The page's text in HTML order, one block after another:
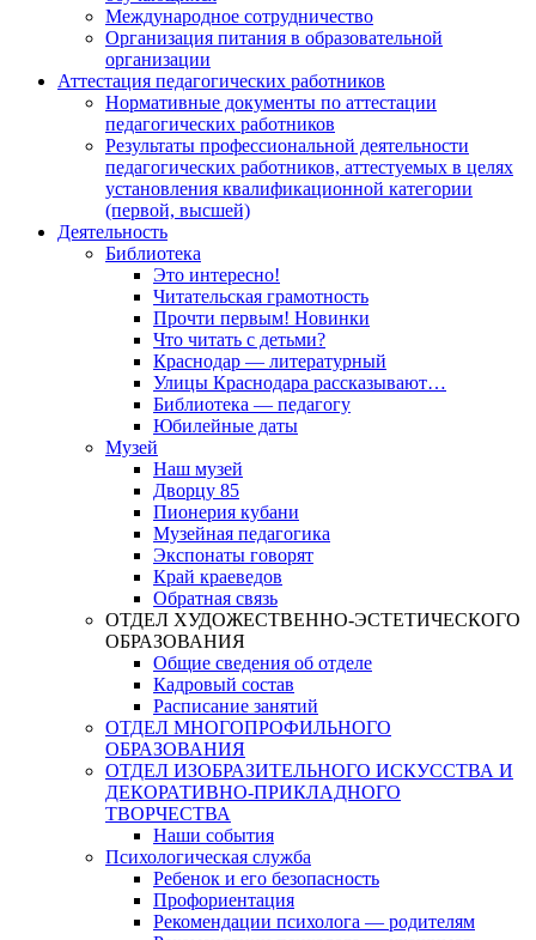
Международное сотрудничество
Организация питания в образовательной
организации
Аттестация педагогических работников
Нормативные документы по аттестации
педагогических работников
Результаты профессиональной деятельности
педагогических работников, аттестуемых в целях
установления квалификационной категории
(первой, высшей)
Деятельность
Библиотека
Это интересно!
Читательская грамотность
Прочти первым! Новинки
Что читать с детьми?
Краснодар — литературный
Улицы Краснодара рассказывают…
Библиотека — педагогу
Юбилейные даты
Музей
Наш музей
Дворцу 85
Пионерия кубани
Музейная педагогика
Экспонаты говорят
Край краеведов
Обратная связь
ОТДЕЛ ХУДОЖЕСТВЕННО-ЭСТЕТИЧЕСКОГО
ОБРАЗОВАНИЯ
Общие сведения об отделе
Кадровый состав
Расписание занятий
ОТДЕЛ МНОГОПРОФИЛЬНОГО
ОБРАЗОВАНИЯ
ОТДЕЛ ИЗОБРАЗИТЕЛЬНОГО ИСКУССТВА И
ДЕКОРАТИВНО-ПРИКЛАДНОГО
ТВОРЧЕСТВА
Наши события
Психологическая служба
Ребенок и его безопасность
Профориентация
Рекомендации психолога — родителям